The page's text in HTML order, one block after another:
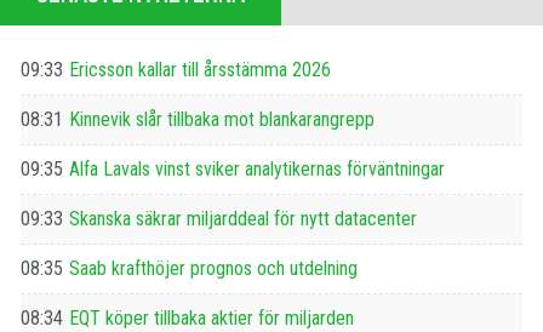
09:33 Ericsson kallar till årsstämma 2026
08:31 Kinnevik slår tillbaka mot blankarangrepp
09:35 Alfa Lavals vinst sviker analytikernas förväntningar
09:33 Skanska säkrar miljarddeal för nytt datacenter
08:35 Saab krafthöjer prognos och utdelning
08:34 EQT köper tillbaka aktier för miljarden